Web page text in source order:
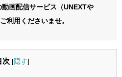
画配信サービス（UNEXTや
利用くださいませ。
次 [隠す]